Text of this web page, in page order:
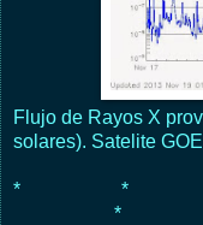
Flujo de Rayos X
solares). Satelite
* *
*